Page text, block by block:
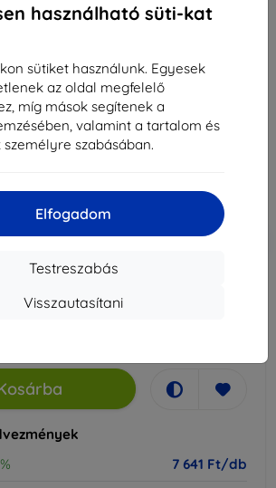
használható süti-kat
sütiket használunk. Egyesek
az oldal megfelelő
míg mások segítenek a
valamint a tartalom és
szabásában.
Elfogadom
Testreszabás
Visszautasítani
védőfólia Doogee T35-hez
kuponnalEXTRA10 Kosárba
> 5 db
7 641 Ft/db